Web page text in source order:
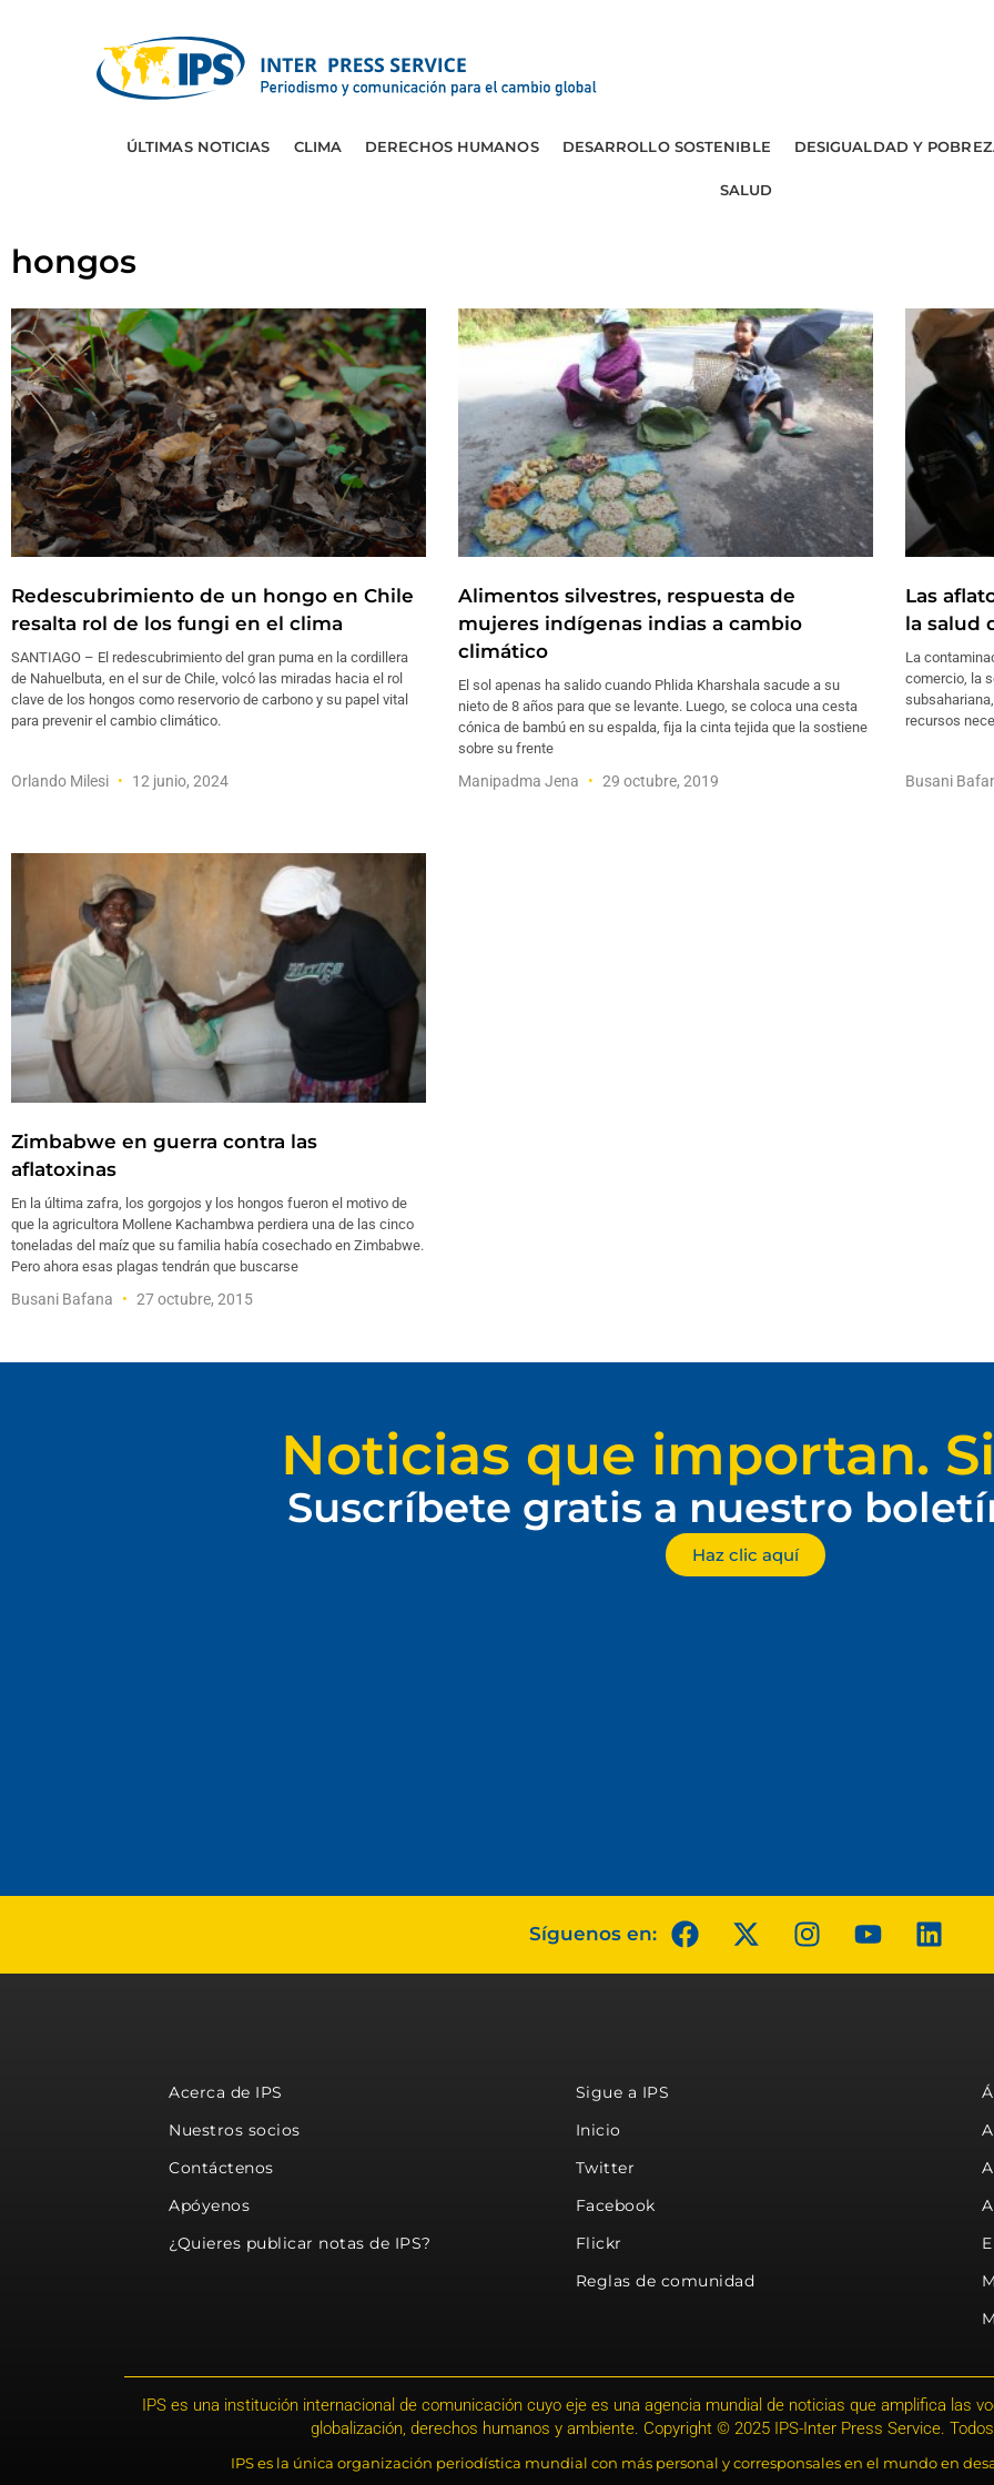
ÚLTIMAS NOTICIAS CLIMA DERECHOS HUMANOS DESARROLLO SOSTENIBLE DESIGUALDAD Y
SALUD
hongos
Redescubrimiento de un hongo en Chile
resalta rol de los fungi en el clima
SANTIAGO – El redescubrimiento del gran puma en la cordillera
de Nahuelbuta, en el sur de Chile, volcó las miradas hacia el rol
clave de los hongos como reservorio de carbono y su papel vital
para prevenir el cambio climático.
Orlando Milesi 12 junio, 2024
Alimentos silvestres, respuesta de
mujeres indígenas indias a cambio
climático
El sol apenas ha salido cuando Phlida Kharshala sacude a su
nieto de 8 años para que se levante. Luego, se coloca una cesta
cónica de bambú en su espalda, fija la cinta tejida que la sostiene
sobre su frente
Manipadma Jena 29 octubre, 2019
Las
la salud
La
comercio, la
recursos
Busani
Zimbabwe en guerra contra las
aflatoxinas
En la última zafra, los gorgojos y los hongos fueron el motivo de
que la agricultora Mollene Kachambwa perdiera una de las cinco
toneladas del maíz que su familia había cosechado en Zimbabwe.
Pero ahora esas plagas tendrán que buscarse
Busani Bafana 27 octubre, 2015
Noticias que importan.
Suscríbete gratis a nuestro
Haz clic aquí
Síguenos en:
Acerca de IPS
Nuestros socios
Contáctenos
Apóyenos
¿Quieres publicar notas de IPS?
Sigue a IPS
Inicio
Twitter
Facebook
Flickr
Reglas de comunidad
IPS es una institución internacional de comunicación cuyo eje es una agencia mundial de noticias que amplifica las
globalización, derechos humanos y ambiente. Copyright © 2025 IPS-Inter Press Service.
IPS es la única organización periodística mundial con más personal y corresponsales en el mundo en